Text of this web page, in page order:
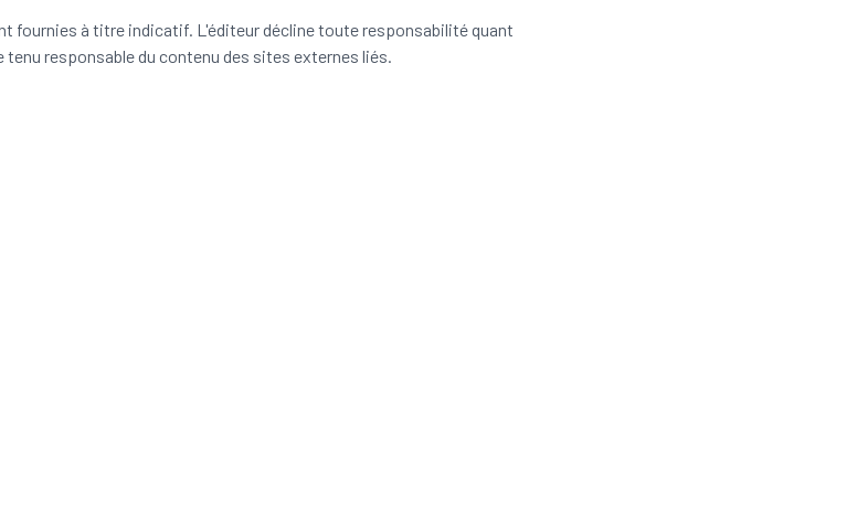
fournies à titre indicatif. L'éditeur décline toute responsabilité quant
responsable du contenu des sites externes liés.